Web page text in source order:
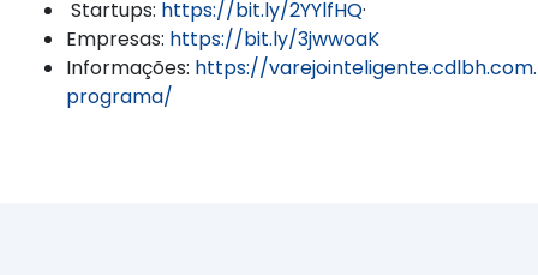
Startups: https://bit.ly/2YYlfHQ·
Empresas: https://bit.ly/3jwwoaK
Informações: https://
programa/